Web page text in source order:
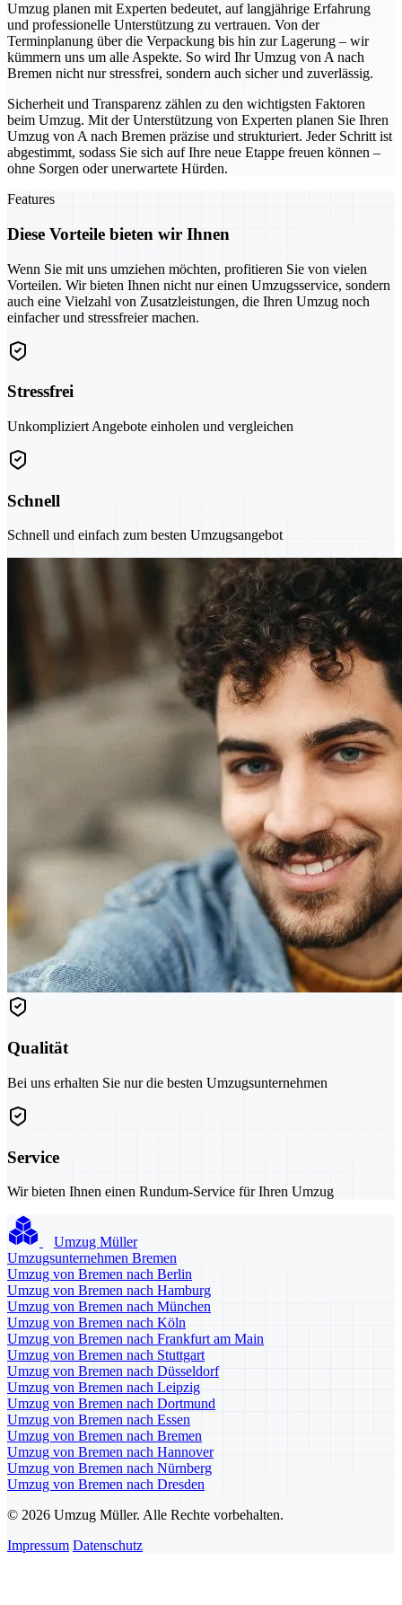
Umzug planen mit Experten bedeutet, auf langjährige Erfahrung
und professionelle Unterstützung zu vertrauen. Von der
Terminplanung über die Verpackung bis hin zur Lagerung – wir
kümmern uns um alle Aspekte. So wird Ihr Umzug von A nach
Bremen nicht nur stressfrei, sondern auch sicher und zuverlässig.
Sicherheit und Transparenz zählen zu den wichtigsten Faktoren
beim Umzug. Mit der Unterstützung von Experten planen Sie Ihren
Umzug von A nach Bremen präzise und strukturiert. Jeder Schritt ist
abgestimmt, sodass Sie sich auf Ihre neue Etappe freuen können –
ohne Sorgen oder unerwartete Hürden.
Features
Diese Vorteile bieten wir Ihnen
Wenn Sie mit uns umziehen möchten, profitieren Sie von vielen
Vorteilen. Wir bieten Ihnen nicht nur einen Umzugsservice, sondern
auch eine Vielzahl von Zusatzleistungen, die Ihren Umzug noch
einfacher und stressfreier machen.
Stressfrei
Unkompliziert Angebote einholen und vergleichen
Schnell
Schnell und einfach zum besten Umzugsangebot
Qualität
Bei uns erhalten Sie nur die besten Umzugsunternehmen
Service
Wir bieten Ihnen einen Rundum-Service für Ihren Umzug
Umzug Müller
Umzugsunternehmen Bremen
Umzug von Bremen nach Berlin
Umzug von Bremen nach Hamburg
Umzug von Bremen nach München
Umzug von Bremen nach Köln
Umzug von Bremen nach Frankfurt am Main
Umzug von Bremen nach Stuttgart
Umzug von Bremen nach Düsseldorf
Umzug von Bremen nach Leipzig
Umzug von Bremen nach Dortmund
Umzug von Bremen nach Essen
Umzug von Bremen nach Bremen
Umzug von Bremen nach Hannover
Umzug von Bremen nach Nürnberg
Umzug von Bremen nach Dresden
© 2026 Umzug Müller. Alle Rechte vorbehalten.
Impressum Datenschutz